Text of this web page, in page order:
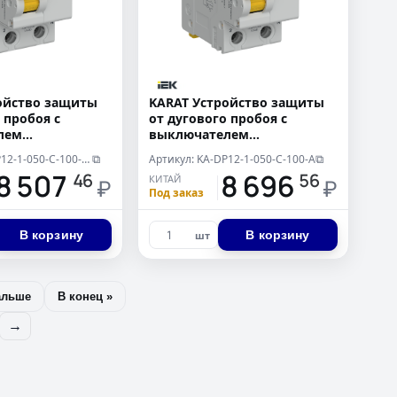
защиты
пробоя с
тока
тип AC IEK
Артикул: KA-DP12-1-050-C-100-AC ⧉
507 46 ₽
В корзину
KARAT Устройство защиты
от дугового пробоя с
выключателем
дифференциального тока
1P+N C 50А 100мА тип A IEK
Артикул: KA-DP12-1-050-C-100-A⧉
КИТАЙ
Под заказ18 696 56₽
шт В корзину
В конец »
→